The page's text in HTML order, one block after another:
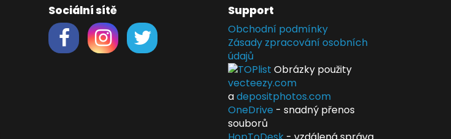
Sociální sítě Support
Obchodní podmínky
Zásady zpracování osobních
údajů
Obrázky použity
vecteezy.com
adepositphotos.com
OneDrive - snadný přenos
souborů